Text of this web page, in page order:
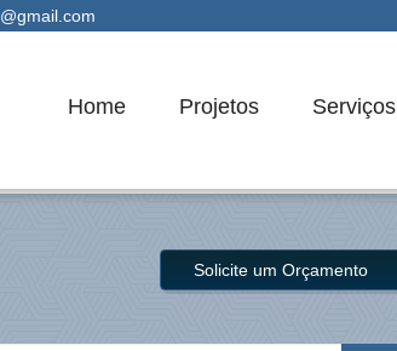
Home Projetos Serviços
Solicite um Orçamento